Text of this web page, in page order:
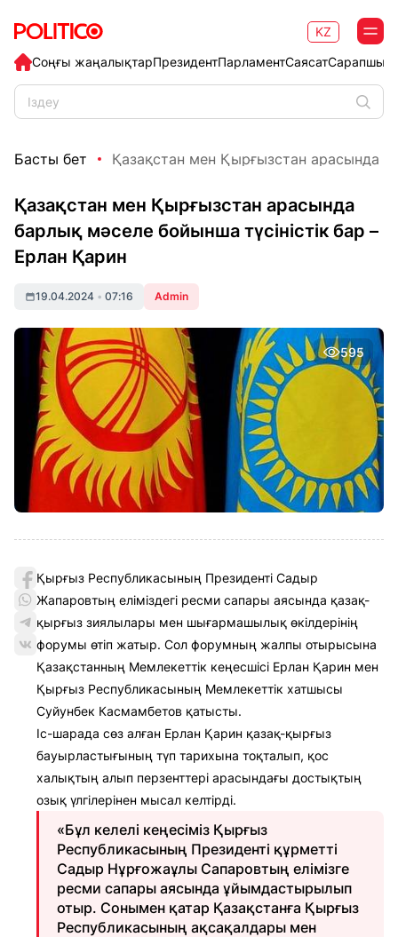
Соңғы жаңалықтарПрезидентПарламентСаясат
KZ
Басты бет Қазақстан мен Қырғызстан арасында
Қазақстан мен Қырғызстан арасында
барлық мәселе бойынша түсіністік бар –
Ерлан Қарин
19.04.2024 • 07:16 Admin
595
Қырғыз Республикасының Президенті Садыр
Жапаровтың еліміздегі ресми сапары аясында қазақ-
қырғыз зиялылары мен шығармашылық өкілдерінің
форумы өтіп жатыр. Сол форумның жалпы отырысына
Қазақстанның Мемлекеттік кеңесшісі Ерлан Қарин мен
Қырғыз Республикасының Мемлекеттік хатшысы
Суйунбек Касмамбетов қатысты.
Іс-шарада сөз алған Ерлан Қарин қазақ-қырғыз
бауырластығының түп тарихына тоқталып, қос
халықтың алып перзенттері арасындағы достықтың
озық үлгілерінен мысал келтірді.
«Бұл келелі кеңесіміз Қырғыз
Республикасының Президенті құрметті
Садыр Нұрғожаұлы Сапаровтың елімізге
ресми сапары аясында ұйымдастырылып
отыр. Сонымен қатар Қазақстанға Қырғыз
Республикасының ақсақалдары мен